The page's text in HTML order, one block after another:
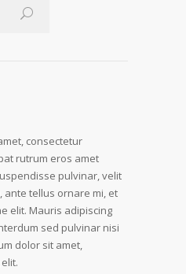
consectetur
rutrum eros amet
pulvinar, velit
ante tellus ornare mi, et
elit. Mauris adipiscing
sed pulvinar nisi
dolor sit amet,